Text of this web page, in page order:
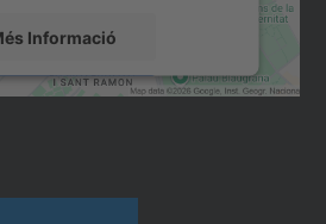
Informació
Accepta